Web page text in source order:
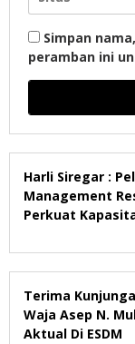
Simpan
peramban ini
Harli Siregar :
Management
Perkuat
Terima
Waja Asep N.
Aktual Di ESDM